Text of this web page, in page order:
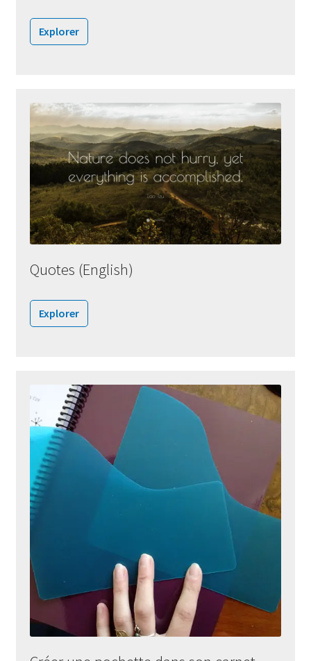
Explorer
Quotes (English)
Explorer